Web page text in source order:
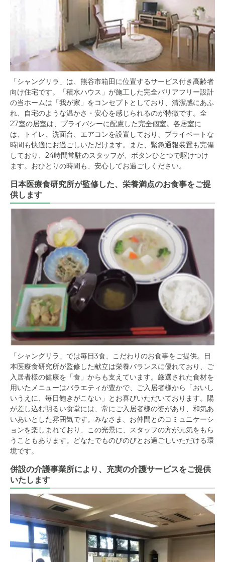
「シャングリラ」は、熊谷市箱田に位置するサービス付き高齢者
向け住宅です。「積水ハウス」が施工した完全バリアフリー設計
の当ホームは「我が家」をコンセプトとしており、清潔感にあふ
れ、自宅のような温かさ・安心を感じられるのが特徴です。全
27室の居室は、プライバシーに配慮した完全個室。各居室に
は、トイレ、洗面台、エアコンを設置しており、プライベートな
時間も快適にお過ごしいただけます。また、緊急通報装置も完備
しており、24時間常駐のスタッフが、ボタンひとつで駆けつけ
ます。おひとりの時間も、安心してお過ごしください。
日本医療食研究所が監修した、栄養満点のお食事をご提
供します
「シャングリラ」では毎日3食、こだわりのお食事をご提供。日
本医療食研究所が監修した献立は栄養バランスに優れており、ご
入居者様の健康を「食」からも支えています。厳選された食材を
用いたメニューはバラエティが豊かで、ご入居者様から「おいし
いうえに、毎日飽きがこない」とお喜びいただいております。陽
が差し込む明るい食堂には、常にご入居者様の姿があり、和気あ
いあいとした雰囲気です。みなさま、お仲間とのコミュニケーシ
ョンを楽しまれており、この光景に、スタッフの方が元気をもら
うこともあります。どなたでものびのびとお過ごしいただける環
境です。
併設の介護事業所により、充実の介護サービスをご提供
いたします